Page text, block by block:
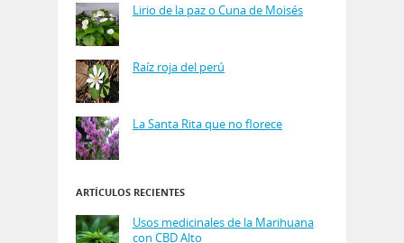
Lirio de la paz o Cuna de Moisés
Raíz roja del perú
La Santa Rita que no florece
ARTÍCULOS RECIENTES
Usos medicinales de la Marihuana
con CBD Alto